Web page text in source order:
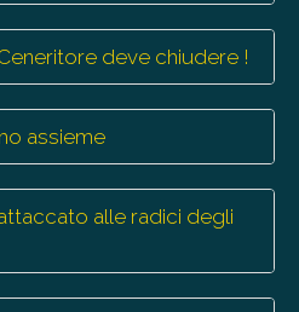
deve chiudere !
assieme
alle radici degli